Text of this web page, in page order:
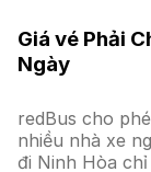
Giá vé Phải
Ngày
redBus cho
nhiều nhà xe
đi Ninh Hòa